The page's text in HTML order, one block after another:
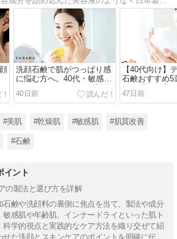
洗顔石鹸で肌がつっぱり感
に悩む方へ。40代・敏感肌
のための正しい原因と対策
ルーティン
40日前
【40代向け】
石鹸おすすめ5
肌を満たす高
47日前
#美肌 #乾燥肌 #敏感肌 #肌質改善
#石鹸
イント
の製法と選び方を詳解
石鹸や洗顔料の裏側に焦点を当て、製法や成分
感肌や年齢肌、インナードライといった肌ト
科学的視点と実践的なケア方法を織り交ぜて紹
た洗顔とスキンケアのポイントを明確に伝